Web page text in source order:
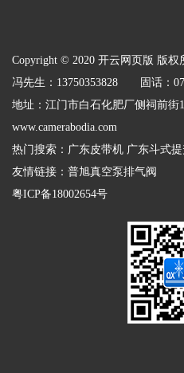
Copyright © 2020 开云网页版 版权
冯先生：13750353828 固话：
地址：江门市白石化肥厂侧祠前
www.camerabodia.com
热门搜索： 广东皮带机 广东斗式
友情链接： 普旭真空泵排气阀
粤ICP备18002654号